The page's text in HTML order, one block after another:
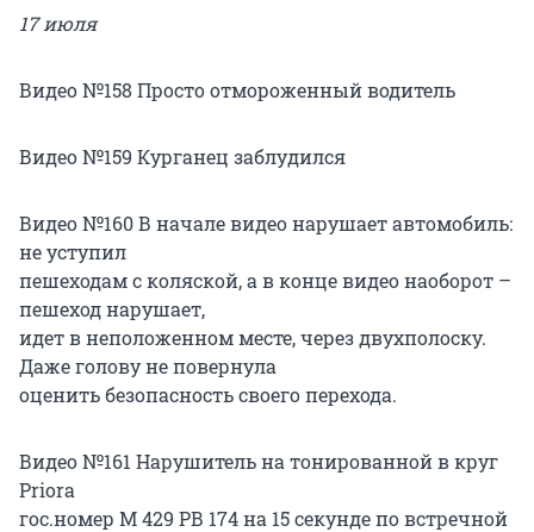
17 июля
Видео №158 Просто отмороженный водитель
Видео №159 Курганец заблудился
Видео №160 В начале видео нарушает автомобиль:
не уступил
пешеходам с коляской, а в конце видео наоборот –
пешеход нарушает,
идет в неположенном месте, через двухполоску.
Даже голову не повернула
оценить безопасность своего перехода.
Видео №161 Нарушитель на тонированной в круг
Priora
гос.номер М 429 РВ 174 на 15 секунде по встречной